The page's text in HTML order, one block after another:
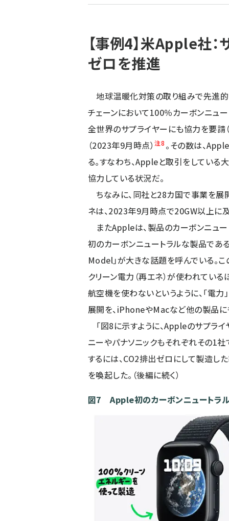
ず
【事例4】米Apple社
ゼロを推進
地球温暖化対策の取り組みで先進
チェーンにおいて100％カーボンニュー
全世界のサプライヤーにも協力を要請
（2023年9月時点）注8 。その数は、
る。すなわち、Appleと取引をしてい
協力している状況だ。
ちなみに、同社と28カ国で事業を展
ネは、2023年9月時点で20GW以上に
またAppleは、製品のカーボンニュ
初のカーボンニュートラルな製品で
Model」が大きな話題を呼んでいる。
クリーン電力（再エネ）が使われてい
航空機を使わないというように、「電力
展開を、iPhoneやMacなど他の製品に
「図8に示すように、Appleのサプラ
ニーやパナソニックもそれぞれその1
するには、CO2排出ゼロにして製造し
を喚起した。（後編に続く）
図7 Apple初のカーボンニュートラ